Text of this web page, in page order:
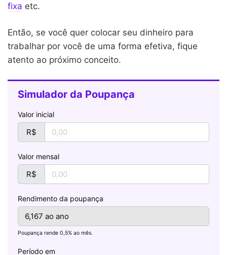
fixa etc.
Então, se você quer colocar seu dinheiro para
trabalhar por você de uma forma efetiva, fique
atento ao próximo conceito.